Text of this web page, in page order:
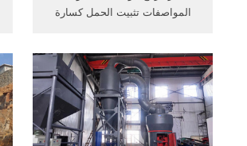
المواصفات تثبيت الحمل كسارة
الخزف للبيع الولايات المتحدة
الأمريكية ...